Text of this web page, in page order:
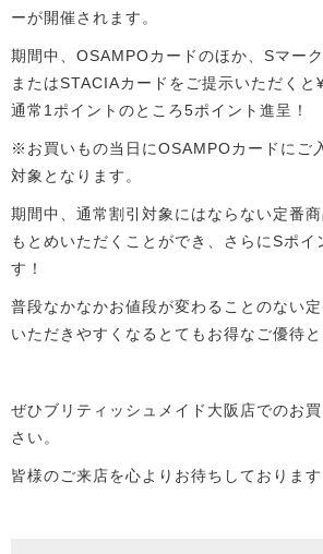
ーが開催されます。
期間中、OSAMPOカードのほか、Sマー
またはSTACIAカードをご提示いただく
通常1ポイントのところ5ポイント進呈！
※お買いもの当日にOSAMPOカードにご
対象となります。
期間中、通常割引対象にはならない定番
もとめいただくことができ、さらにSポイ
す！
普段なかなかお値段が変わることのない
いただきやすくなるとてもお得なご優待と
ぜひブリティッシュメイド大阪店でのお
さい。
皆様のご来店を心よりお待ちしております